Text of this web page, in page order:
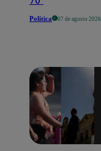
Política 07 de agosto 2026